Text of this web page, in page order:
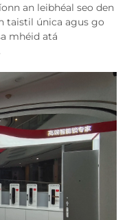
an leibhéal seo den
taistil única agus go
mhéid atá